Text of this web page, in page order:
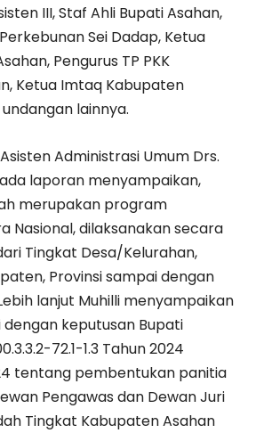
III, Staf Ahli Bupati Asahan,
Sei Dadap, Ketua
Pengurus TP PKK
Ketua Imtaq Kabupaten
lainnya.
Administrasi Umum Drs.
laporan menyampaikan,
merupakan program
Nasional, dilaksanakan secara
Tingkat Desa/Kelurahan,
Provinsi sampai dengan
lanjut Muhilli menyampaikan
dengan keputusan Bupati
72.1-1.3 Tahun 2024
tentang pembentukan panitia
Pengawas dan Dewan Juri
Tingkat Kabupaten Asahan